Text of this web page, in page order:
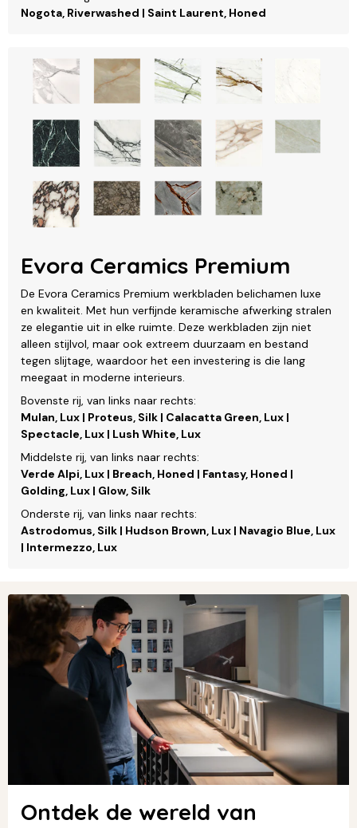
Nogota, Riverwashed | Saint Laurent, Honed
Evora Ceramics Premium
De Evora Ceramics Premium werkbladen belichamen luxe
en kwaliteit. Met hun verfijnde keramische afwerking stralen
ze elegantie uit in elke ruimte. Deze werkbladen zijn niet
alleen stijlvol, maar ook extreem duurzaam en bestand
tegen slijtage, waardoor het een investering is die lang
meegaat in moderne interieurs.
Bovenste rij, van links naar rechts:
Mulan, Lux | Proteus, Silk | Calacatta Green, Lux |
Spectacle, Lux | Lush White, Lux
Middelste rij, van links naar rechts:
Verde Alpi, Lux | Breach, Honed | Fantasy, Honed |
Golding, Lux | Glow, Silk
Onderste rij, van links naar rechts:
Astrodomus, Silk | Hudson Brown, Lux | Navagio Blue, Lux
| Intermezzo, Lux
Ontdek de wereld van